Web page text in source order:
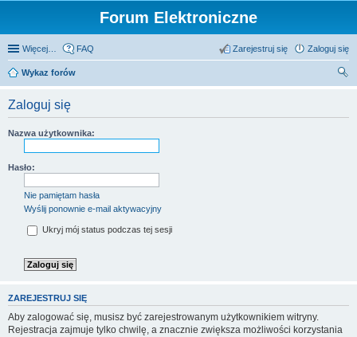
Forum Elektroniczne
Więcej… FAQ Zaloguj się
Zarejestruj się
Wykaz forów
Zaloguj się
Nazwa użytkownika:
Hasło:
Nie pamiętam hasła
Wyślij ponownie e-mail aktywacyjny
Ukryj mój status podczas tej sesji
ZAREJESTRUJ SIĘ
Aby zalogować się, musisz być zarejestrowanym użytkownikiem witryny.
Rejestracja zajmuje tylko chwilę, a znacznie zwiększa możliwości korzystania